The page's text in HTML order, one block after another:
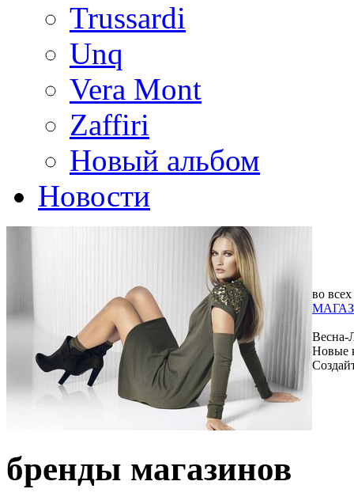
Trussardi
Unq
Vera Mont
Zaffiri
Новый альбом
Новости
во всех
Весна-
Новые
бренды магазинов